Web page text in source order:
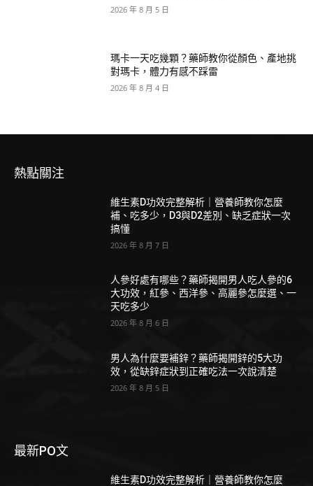
2026 年 8 月 5 日
瑪卡一天吃幾顆？藥師教你從顏色、產地挑
對瑪卡，體力有感不踩雷
2026 年 8 月 4 日
熱點關注
維生素D功效完整解析｜營養師教你怎麼
補、吃多少，D3與D2差別、缺乏症狀一次
搞懂
2026 年 8 月 7 日
人參好處有哪些？藥師揭開男人吃人參的6
大功效，紅參、西洋參、高麗參怎麼選、一
天吃多少
2026 年 8 月 6 日
男人為什麼要補鋅？藥師揭開鋅的5大功
效，從缺鋅症狀到正確吃法一次說清楚
2026 年 8 月 5 日
最新PO文
維生素D功效完整解析｜營養師教你怎麼